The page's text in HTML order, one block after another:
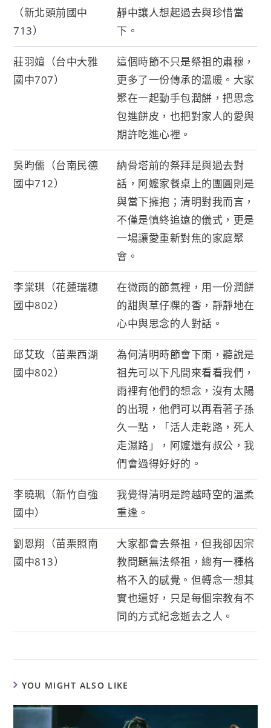
（新北頭前國中
713）
靜中讓人想起過去與珍惜當
下。
莊羽媗（台中大雅
國中707）
這個時節不只是祭祖的肅穆，
更多了一份傳承的溫暖。大家
聚在一起動手包潤餅，把思念
包進餅皮，也把對家人的愛與
期許吃進心裡。
吳昀儒（台南民德
國中712）
納骨塔前的祭拜是與過去對
話，阿嬤家餐桌上的團圓則是
與當下擁抱；清明對我而言，
不僅是慎終追遠的儀式，更是
一場讓愛重新對焦的家庭聚
會。
李棠琪（花蓮瑞穗
國中802）
在微雨的節氣裡，用一份潤餅
的甜與草仔粿的香，靜靜地在
心中與思念的人對話。
邱艾玫（苗栗西湖
國中802）
為何清明時節會下雨，聽說是
祖先可以下凡間來看看我們，
雨裡有他們的想念，沒有太陽
的出現，他們可以再看著子孫
久一點，「活人走乾路，死人
走濕路」，阿嬤還有叔公，我
們會過得好好的。
李曉珮（新竹自強
國中）
我覺得清明是跨越時空的溫柔
重逢。
劉恩翔（苗栗照南
國中813）
大家都會去祭祖，但我卻因宗
教問題無法祭祖，總有一種格
格不入的感覺。但轉念一想其
實也還好，只是每個宗教有不
同的方式紀念逝去之人。
YOU MIGHT ALSO LIKE